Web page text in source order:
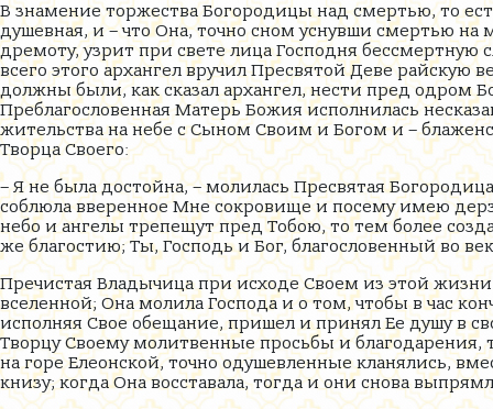
В знамение торжества Богородицы над смертью, то
душевная, и – что Она, точно сном уснувши смертью на
дремоту, узрит при свете лица Господня
всего этого архангел вручил Пресвятой Деве
должны были, как сказал архангел, нести пред одром
Преблагословенная Матерь Божия исполнилась
жительства на небе с Сыном Своим и Богом и –
Творца Своего:
– Я не была достойна, – молилась Пресвятая
соблюла вверенное Мне сокровище и посему имею
небо и ангелы трепещут пред Тобою, то тем более
же благостию; Ты, Господь и Бог, благословенный во
Пречистая Владычица при исходе Своем из этой
вселенной; Она молила Господа и о том, чтобы в час
исполняя Свое обещание, пришел и принял Ее душу в
Творцу Своему молитвенные просьбы и
на горе Елеонской, точно одушевленные кланялись,
книзу; когда Она восставала, тогда и они снова